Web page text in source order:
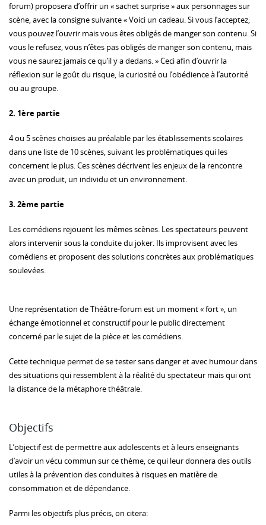
forum) proposera d’offrir un « sachet surprise » aux personnages sur
scène, avec la consigne suivante « Voici un cadeau. Si vous l’acceptez,
vous pouvez l’ouvrir mais vous êtes obligés de manger son contenu. Si
vous le refusez, vous n’êtes pas obligés de manger son contenu, mais
vous ne saurez jamais ce qu’il y a dedans. » Ceci afin d’ouvrir la
réflexion sur le goût du risque, la curiosité ou l’obédience à l’autorité
ou au groupe.
2. 1ère partie
4 ou 5 scènes choisies au préalable par les établissements scolaires
dans une liste de 10 scènes, suivant les problématiques qui les
concernent le plus. Ces scènes décrivent les enjeux de la rencontre
avec un produit, un individu et un environnement.
3. 2ème partie
Les comédiens rejouent les mêmes scènes. Les spectateurs peuvent
alors intervenir sous la conduite du joker. Ils improvisent avec les
comédiens et proposent des solutions concrètes aux problématiques
soulevées.
Une représentation de Théâtre-forum est un moment « fort », un
échange émotionnel et constructif pour le public directement
concerné par le sujet de la pièce et les comédiens.
Cette technique permet de se tester sans danger et avec humour dans
des situations qui ressemblent à la réalité du spectateur mais qui ont
la distance de la métaphore théâtrale.
Objectifs
L’objectif est de permettre aux adolescents et à leurs enseignants
d’avoir un vécu commun sur ce thème, ce qui leur donnera des outils
utiles à la prévention des conduites à risques en matière de
consommation et de dépendance.
Parmi les objectifs plus précis, on citera: